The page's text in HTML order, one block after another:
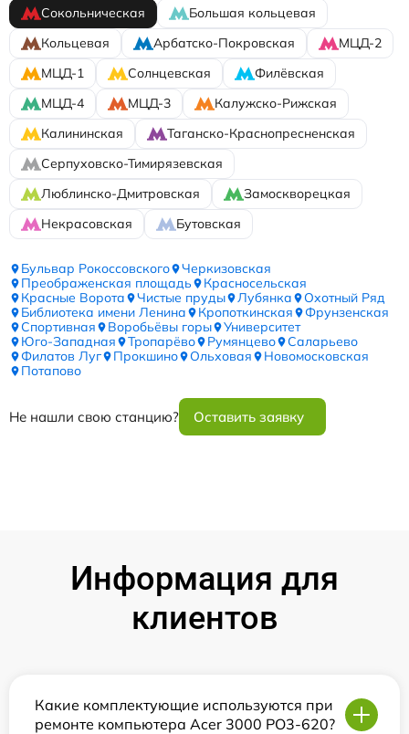
Сокольническая
Большая кольцевая
Кольцевая
Арбатско-Покровская
МЦД-2
МЦД-1
Солнцевская
Филёвская
МЦД-4
МЦД-3
Калужско-Рижская
Калининская
Таганско-Краснопресненская
Серпуховско-Тимирязевская
Люблинско-Дмитровская
Замоскворецкая
Некрасовская
Бутовская
Бульвар Рокоссовского
Черкизовская
Преображенская площадь
Красносельская
Красные Ворота
Чистые пруды Лубянка
Охотный Ряд
Библиотека имени Ленина
Кропоткинская
Фрунзенская
Спортивная
Воробьёвы горы
Университет
Юго-Западная
Тропарёво Румянцево
Саларьево
Филатов Луг
Прокшино Ольховая
Новомосковская
Потапово
Не нашли свою станцию? Оставить заявку
Информация для
клиентов
Какие комплектующие используются при
ремонте компьютера Acer 3000 PO3-620?